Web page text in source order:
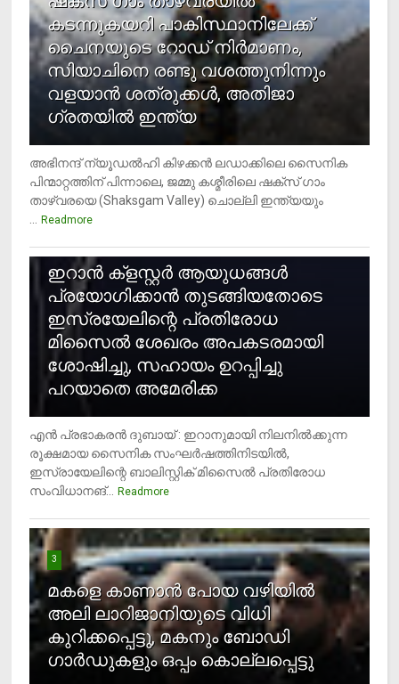
കടന്നുകയറി പാകിസ്ഥാനിലേക്ക്
ചൈനയുടെ റോഡ് നിർമാണം,
സിയാചിനെ രണ്ടു വശത്തുനിന്നും
വളയാൻ ശത്രുക്കൾ, അതിജാ​
ഗ്രതയിൽ ഇന്ത്യ
അഭിനന്ദ് ന്യൂഡൽഹി കിഴക്കൻ ലഡാക്കിലെ സൈനിക
പിന്മാറ്റത്തിന് പിന്നാലെ, ജമ്മു കശ്മീരിലെ ഷക്സ് ​ഗാം
താഴ്‌വരയെ (Shaksgam Valley) ചൊല്ലി ഇന്ത്യയും
Readmore
ഇറാന്‍ ക്‌ളസ്റ്റര്‍ ആയുധങ്ങള്‍
പ്രയോഗിക്കാന്‍ തുടങ്ങിയതോടെ
ഇസ്രയേലിന്റെ പ്രതിരോധ
മിസൈല്‍ ശേഖരം അപകടരമായി
ശോഷിച്ചു, സഹായം ഉറപ്പിച്ചു
പറയാതെ അമേരിക്ക
എന്‍ പ്രഭാകരന്‍ ദുബായ് : ഇറാനുമായി നിലനില്‍ക്കുന്ന
രൂക്ഷമായ സൈനിക സംഘര്‍ഷത്തിനിടയില്‍,
ഇസ്രായേലിന്റെ ബാലിസ്റ്റിക് മിസൈല്‍ പ്രതിരോധ
സംവിധാനങ്...
Readmore
3
മകളെ കാണാന്‍ പോയ വഴിയില്‍
അലി ലാറിജാനിയുടെ വിധി
കുറിക്കപ്പെട്ടു, മകനും ബോഡി
ഗാര്‍ഡുകളും ഒപ്പം കൊല്ലപ്പെട്ടു